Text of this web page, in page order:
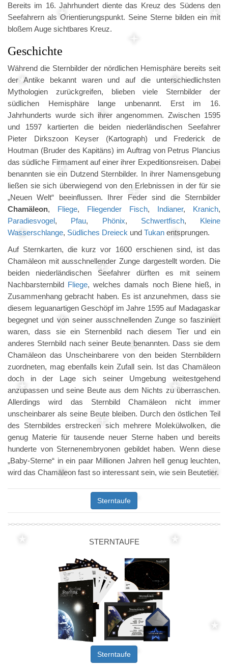
Bereits im 16. Jahrhundert diente das Kreuz des Südens den
Seefahrern als Orientierungspunkt. Seine Sterne bilden ein mit
bloßem Auge sichtbares Kreuz.
Geschichte
Während die Sternbilder der nördlichen Hemisphäre bereits seit
der Antike bekannt waren und auf die unterschiedlichsten
Mythologien zurückgreifen, blieben viele Sternbilder der
südlichen Hemisphäre lange unbenannt. Erst im 16.
Jahrhunderts wurde sich ihrer angenommen. Zwischen 1595
und 1597 kartierten die beiden niederländischen Seefahrer
Pieter Dirkszoon Keyser (Kartograph) und Frederick de
Houtman (Bruder des Kapitäns) im Auftrag von Petrus Plancius
das südliche Firmament auf einer ihrer Expeditionsreisen. Dabei
benannten sie ein Dutzend Sternbilder. In ihrer Namensgebung
ließen sie sich überwiegend von den Erlebnissen in der für sie
„Neuen Welt“ beeinflussen. Ihrer Feder sind die Sternbilder
Chamäleon, Fliege, Fliegender Fisch, Indianer, Kranich,
Paradiesvogel, Pfau, Phönix, Schwertfisch, Kleine
Wasserschlange, Südliches Dreieck und Tukan entsprungen.
Auf Sternkarten, die kurz vor 1600 erschienen sind, ist das
Chamäleon mit ausschnellender Zunge dargestellt worden. Die
beiden niederländischen Seefahrer dürften es mit seinem
Nachbarsternbild Fliege, welches damals noch Biene hieß, in
Zusammenhang gebracht haben. Es ist anzunehmen, dass sie
diesem leguanartigen Geschöpf im Jahre 1595 auf Madagaskar
begegnet und von seiner ausschnellenden Zunge so fasziniert
waren, dass sie ein Sternenbild nach diesem Tier und ein
anderes Sternbild nach seiner Beute benannten. Dass sie dem
Chamäleon das Unscheinbarere von den beiden Sternbildern
zuordneten, mag ebenfalls kein Zufall sein. Ist das Chamäleon
doch in der Lage sich seiner Umgebung weitestgehend
anzupassen und seine Beute aus dem Nichts zu überraschen.
Allerdings wird das Sternbild Chamäleon nicht immer
unscheinbarer als seine Beute bleiben. Durch den östlichen Teil
des Sternbildes erstrecken sich mehrere Molekülwolken, die
genug Materie für tausende neuer Sterne haben und bereits
hunderte von Sternenembryonen gebildet haben. Wenn diese
„Baby-Sterne“ in ein paar Millionen Jahren hell genug leuchten,
wird das Chamäleon fast so interessant sein, wie sein Beutetier.
Sterntaufe
STERNTAUFE
Sterntaufe